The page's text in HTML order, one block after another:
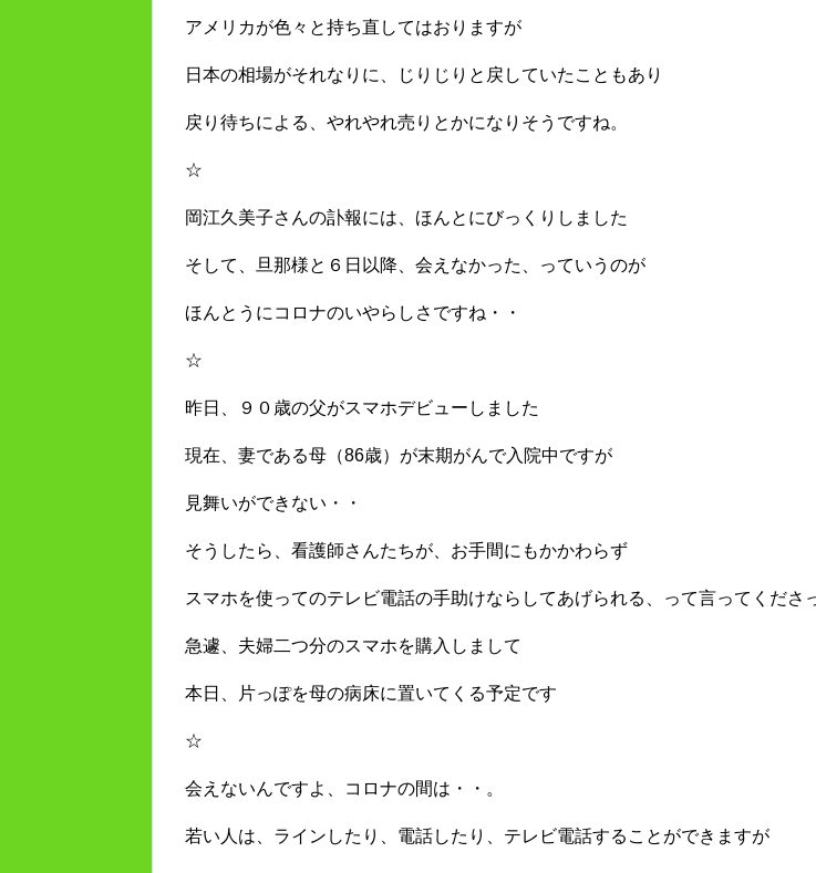
アメリカが色々と持ち直してはおりますが
日本の相場がそれなりに、じりじりと戻していたこともあり
戻り待ちによる、やれやれ売りとかになりそうですね。
☆
岡江久美子さんの訃報には、ほんとにびっくりしました
そして、旦那様と６日以降、会えなかった、っていうのが
ほんとうにコロナのいやらしさですね・・
☆
昨日、９０歳の父がスマホデビューしました
現在、妻である母（86歳）が末期がんで入院中ですが
見舞いができない・・
そうしたら、看護師さんたちが、お手間にもかかわらず
スマホを使ってのテレビ電話の手助けならしてあげられる、って言ってくださ
急遽、夫婦二つ分のスマホを購入しまして
本日、片っぽを母の病床に置いてくる予定です
☆
会えないんですよ、コロナの間は・・。
若い人は、ラインしたり、電話したり、テレビ電話することができますが